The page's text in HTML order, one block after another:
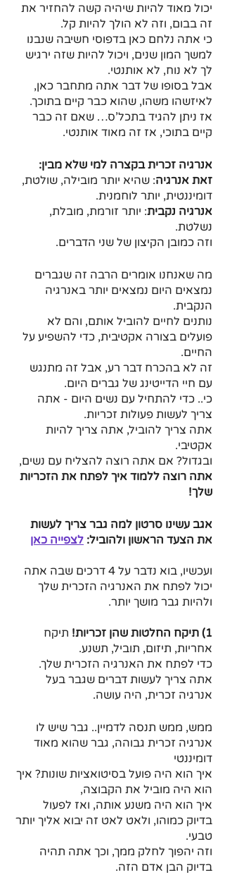
יכול מאוד להיות שיהיה קשה להחזיר את
זה בבום, וזה לא הולך להיות קל.
כי אתה נלחם כאן בדפוסי חשיבה שנבנו
למשך המון שנים, ויכול להיות שזה ירגיש
לך לא נוח, לא אותנטי.
אבל בסופו של דבר אתה מתחבר כאן,
לאיזשהו משהו, שהוא כבר קיים בתוכך.
אז ניתן להגיד בתכל'ס… שאם זה כבר
קיים בתוכי, אז זה מאוד אותנטי.
אנרגיה זכרית בקצרה למי שלא מבין:
זאת אנרגיה: שהיא יותר מובילה, שולטת,
דומיננטית, יותר לוחמנית.
אנרגיה נקבית: יותר זורמת, מובלת,
נשלטת.
וזה כמובן הקיצון של שני הדברים.
מה שאנחנו אומרים הרבה זה שגברים
נמצאים היום נמצאים יותר באנרגיה
הנקבית.
נותנים לחיים להוביל אותם, והם לא
פועלים בצורה אקטיבית, כדי להשפיע על
החיים.
זה לא בהכרח דבר רע, אבל זה מתנגש
עם חיי הדייטינג של גברים היום.
כי.. כדי להתחיל עם נשים היום - אתה
צריך לעשות פעולות זכריות.
אתה צריך להוביל, אתה צריך להיות
אקטיבי.
ובגדול? אם אתה רוצה להצליח עם נשים,
אתה רוצה ללמוד איך לפתח את הזכריות
שלך!
אגב עשינו סרטון למה גבר צריך לעשות
את הצעד הראשון ולהוביל: לצפייה כאן
ועכשיו, בוא נדבר על 4 דרכים שבה אתה
יכול לפתח את האנרגיה הזכרית שלך
ולהיות גבר מושך יותר.
1) תיקח החלטות שהן זכריות!
תיקח
אחריות, תיזום, תוביל, תשנע.
כדי לפתח את האנרגיה הזכרית שלך.
אתה צריך לעשות דברים שגבר בעל
אנרגיה זכרית, היה עושה.
ממש, ממש תנסה לדמיין.. גבר שיש לו
אנרגיה זכרית גבוהה, גבר שהוא מאוד
דומיננטי
איך הוא היה פועל בסיטואציות שונות? איך
הוא היה מוביל את הקבוצה,
איך הוא היה משנע אותה, ואז לפעול
בדיוק כמוהו, ולאט לאט זה יבוא אליך יותר
טבעי.
וזה יהפוך לחלק ממך, וכך אתה תהיה
בדיוק הבן אדם הזה.